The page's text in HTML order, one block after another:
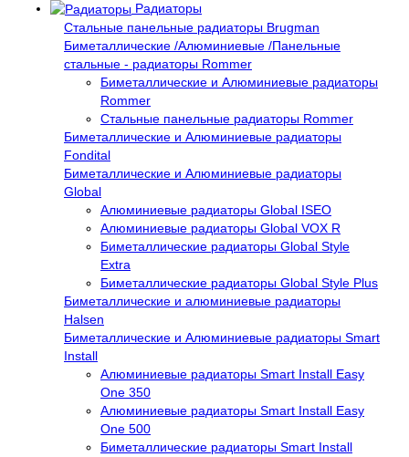
Радиаторы
Стальные панельные радиаторы Brugman
Биметаллические /Алюминиевые /Панельные
стальные - радиаторы Rommer
Биметаллические и Алюминиевые радиаторы
Rommer
Стальные панельные радиаторы Rommer
Биметаллические и Алюминиевые радиаторы
Fondital
Биметаллические и Алюминиевые радиаторы
Global
Алюминиевые радиаторы Global ISEO
Алюминиевые радиаторы Global VOX R
Биметаллические радиаторы Global Style
Extra
Биметаллические радиаторы Global Style Plus
Биметаллические и алюминиевые радиаторы
Halsen
Биметаллические и Алюминиевые радиаторы Smart
Install
Алюминиевые радиаторы Smart Install Easy
One 350
Алюминиевые радиаторы Smart Install Easy
One 500
Биметаллические радиаторы Smart Install